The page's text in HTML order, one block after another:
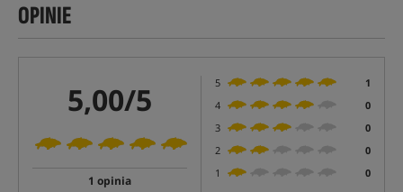
OPINIE
5,00/5
1 opinia
5
1
4
0
3
0
2
0
1
0